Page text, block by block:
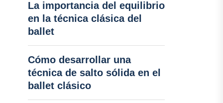
La importancia del equilibrio
en la técnica clásica del
ballet
Cómo desarrollar una
técnica de salto sólida en el
ballet clásico